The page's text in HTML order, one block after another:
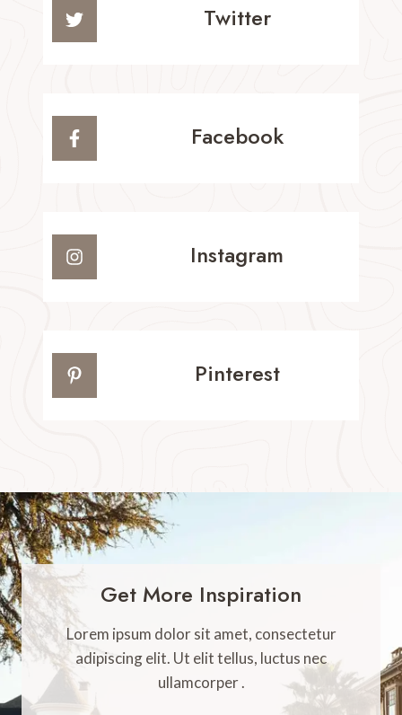
Twitter
Facebook
Instagram
Pinterest
Get More Inspiration
Lorem ipsum dolor sit amet, consectetur
adipiscing elit. Ut elit tellus, luctus nec
ullamcorper .